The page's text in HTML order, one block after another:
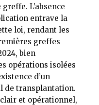
L’absence
entrave la
loi, rendant les
greffes
bien
opérations isolées
d’un
de transplantation.
et opérationnel,